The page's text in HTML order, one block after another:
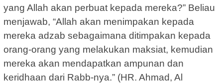
yang Allah akan perbuat kepada mereka?” Beliau
menjawab, “Allah akan menimpakan kepada
mereka adzab sebagaimana ditimpakan kepada
orang-orang yang melakukan maksiat, kemudian
mereka akan mendapatkan ampunan dan
keridhaan dari Rabb-nya.” (HR. Ahmad, Al